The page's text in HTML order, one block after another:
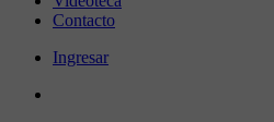
Contacto
Ingresar